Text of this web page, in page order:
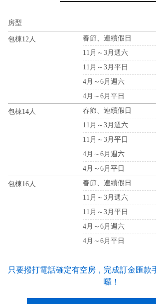
房型
包棟12人 春節、連續假日
11月～3月週六
11月～3月平日
4月～6月週六
4月～6月平日
包棟14人 春節、連續假日
11月～3月週六
11月～3月平日
4月～6月週六
4月～6月平日
包棟16人 春節、連續假日
11月～3月週六
11月～3月平日
4月～6月週六
4月～6月平日
只要撥打電話確定有空房，完成訂金匯款
囉！